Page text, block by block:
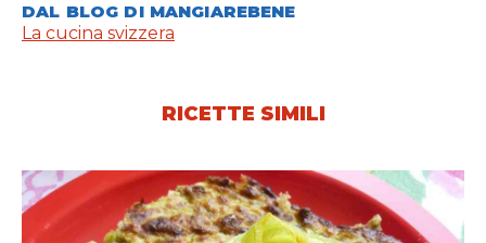
DAL BLOG DI MANGIAREBENE
La cucina svizzera
RICETTE SIMILI